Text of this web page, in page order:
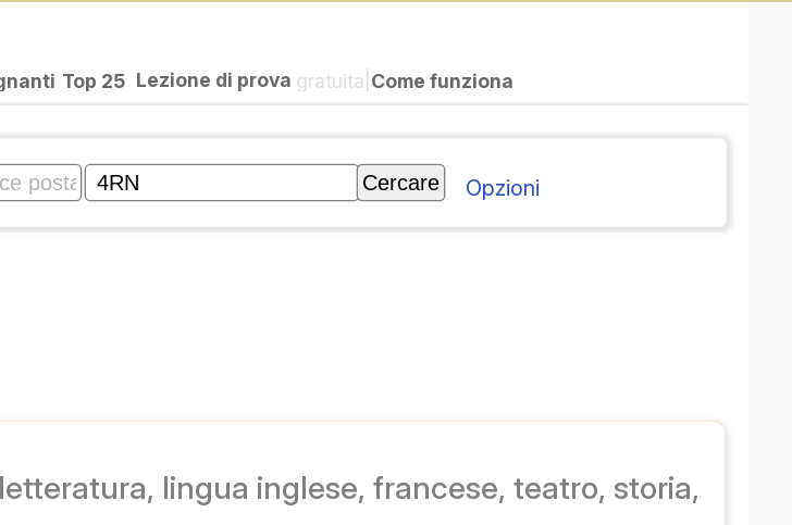
Top 25 Lezione di prova gratuita Come funziona
Opzioni
lingua inglese, francese, teatro, storia,